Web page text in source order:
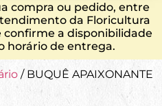
compra ou pedido, entre
da Floricultura
confirme a disponibilidade
horário de entrega.
/ BUQUÊ APAIXONANTE